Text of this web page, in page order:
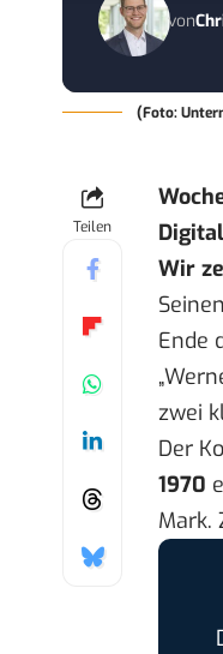
von
(Foto:
Teilen
Wir
Ende
zwei
Der
1970
Mark.